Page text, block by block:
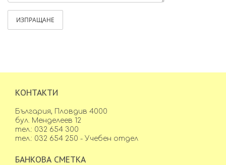
ИЗПРАЩАНЕ
КОНТАКТИ
България, Пловдив 4000
бул. Менделеев 12
тел.: 032 654 300
тел.: 032 654 250 - Учебен отдел
БАНКОВА СМЕТКА